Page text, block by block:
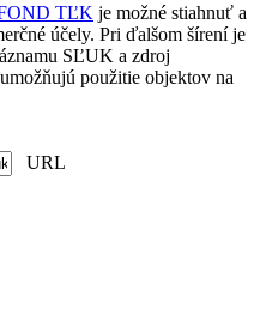
TĽK je možné stiahnuť a
účely. Pri ďalšom šírení je
SĽUK a zdroj
použitie objektov na
URL